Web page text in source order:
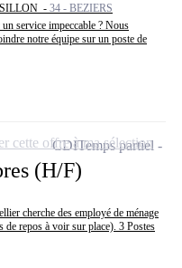
- 34 - BEZIERS
service impeccable ? Nous
notre équipe sur un poste de
(H/F)
cherche des employé de ménage
repos à voir sur place). 3 Postes
CDITemps partiel
cette offre à ma sélection